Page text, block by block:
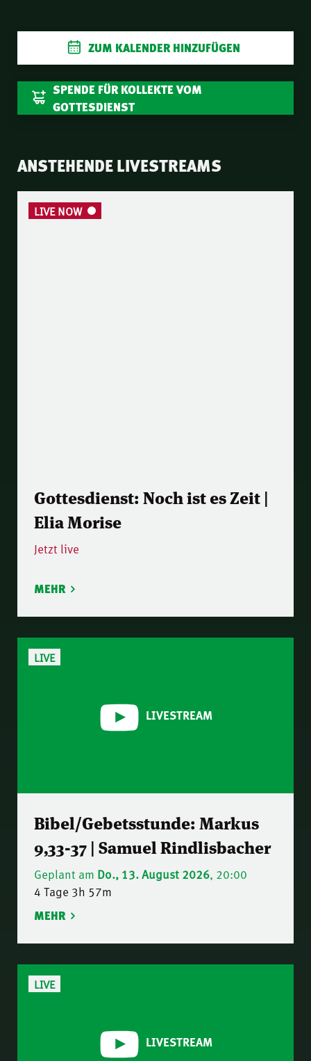
ZUM KALENDER HINZUFÜGEN
SPENDE FÜR KOLLEKTE VOM
GOTTESDIENST
ANSTEHENDE LIVESTREAMS
LIVE NOW
Gottesdienst: Noch ist es Zeit |
Elia Morise
Jetzt live
MEHR
LIVE
LIVESTREAM
Bibel/Gebetsstunde: Markus
9,33-37 | Samuel Rindlisbacher
Geplant am Do., 13. August 2026, 20:00
4 Tage 3h 57m
MEHR
LIVE
LIVESTREAM